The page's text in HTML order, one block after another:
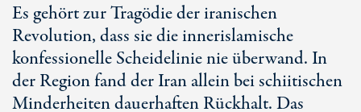
Es gehört zur Tragödie der iranischen
Revolution, dass sie die innerislamische
konfessionelle Scheidelinie nie überwand. In
der Region fand der Iran allein bei schiitischen
Minderheiten dauerhaften Rückhalt. Das